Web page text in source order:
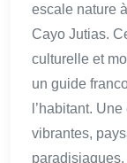
escale nature
Cayo Jutias.
culturelle et
un guide
l’habitant.
vibrantes,
paradisiaques.